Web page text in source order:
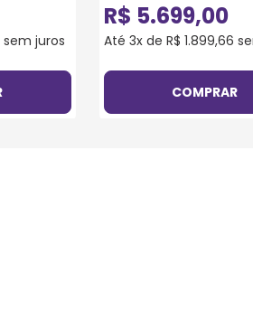
sem juros
R$ 5.699,00
Até 3x de R$ 1.899,66